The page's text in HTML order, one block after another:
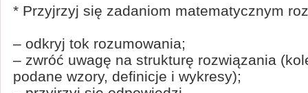
* Przyjrzyj się zadaniom matematycznym
– odkryj tok rozumowania;
– zwróć uwagę na strukturę rozwiązania
podane wzory, definicje i wykresy);